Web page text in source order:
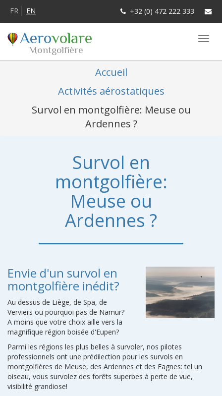
FR EN +32 (0) 472 222 333
Aerovolare
Montgolfière
Accueil
Activités aérostatiques
Survol en montgolfière: Meuse ou
Ardennes ?
Survol en
montgolfière:
Meuse ou
Ardennes ?
Envie d'un survol en
montgolfière inédit?
Au dessus de Liège, de Spa, de
Verviers ou pourquoi pas de Namur?
A moins que votre choix aille vers la
magnifique région boisée d'Eupen?
Parmi les régions les plus belles à survoler, nos pilotes
professionnels ont une prédilection pour les survols en
montgolfières de Meuse, des Ardennes et des Fagnes: tel un
oiseau, vous survolez des forêts superbes à perte de vue,
visibilité grandiose!